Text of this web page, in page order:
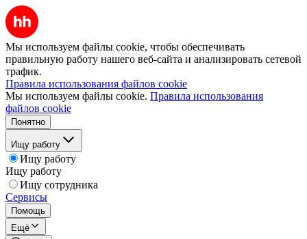
Мы используем файлы cookie, чтобы обеспечивать
правильную работу нашего веб-сайта и анализировать сетевой
трафик.
Правила использования файлов cookie
Мы используем файлы cookie. Правила использования
файлов cookie
Понятно
Ищу работу
Ищу работу
Ищу работу
Ищу сотрудника
Сервисы
Помощь
Ещё